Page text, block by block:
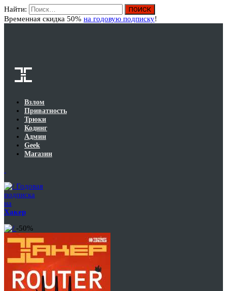
Найти:
Временная скидка 50% на годовую подписку!
Взлом
Приватность
Трюки
Кодинг
Админ
Geek
Магазин
Годовая
подписка
на
Хакер
-50%